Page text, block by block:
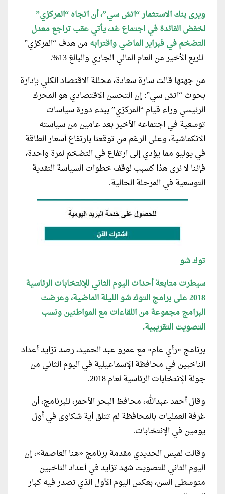
ويرى بنك الاستثمار “اتش سي”، أن اتجاه “المركزي”
لخفض الفائدة في اجتماع غد، يأتي عقب تراجع معدل
التضخم في فبراير الماضي واقترابه من هدف “المركزي”
للربع الأخير من العام المالي الجاري والبالغ 13%.
من جهتها قالت سارة سعادة، محللة الاقتصاد الكلي بإدارة
بحوث “اتش سي”: إن التحسن الاقتصادي هو المحرك
الرئيسي وراء قيام “المركزي” ببدء دورة سياسات
توسعية في اجتماعه الأخير بعد عامين من سياسته
الانكماشية، وعلى الرغم من توقعنا بارتفاع أسعار الطاقة
في يوليو مما يؤدي إلى ارتفاع في التضخم لمرة واحدة،
فإننا لا نرى هذا كسبب لوقف خطوات السياسة النقدية
التوسعية في المرحلة الحالية.
توك شو
سيطرت متابعة أحداث اليوم الثاني للإنتخابات الرئاسية
2018 على برامج التوك شو الليلة الماضية، وعرضت
البرامج مجموعة من اللقاءات مع المواطنين ونسب
التصويت التقريبية.
برنامج «رأي عام» مع عمرو عبد الحميد، رصد تزايد أعداد
الناخبين في محافظة الإسماعيلية في اليوم الثاني من
جولة الإنتخابات الرئاسية لعام 2018.
وقال أحمد عبدالله، محافظ البحر الأحمر، للبرنامج، أن
غرفة العمليات بالمحافظة لم تتلق أية شكاوى في أول
يومين في الإنتخابات.
وقالت لميس الحديدي مقدمة برنامج «هنا العاصمة»، إن
اليوم الثاني للتصويت شهد تزايد في أعداد الناخبين
متوسطى السن، بعكس اليوم الأول الذي تصدر فيه كبار